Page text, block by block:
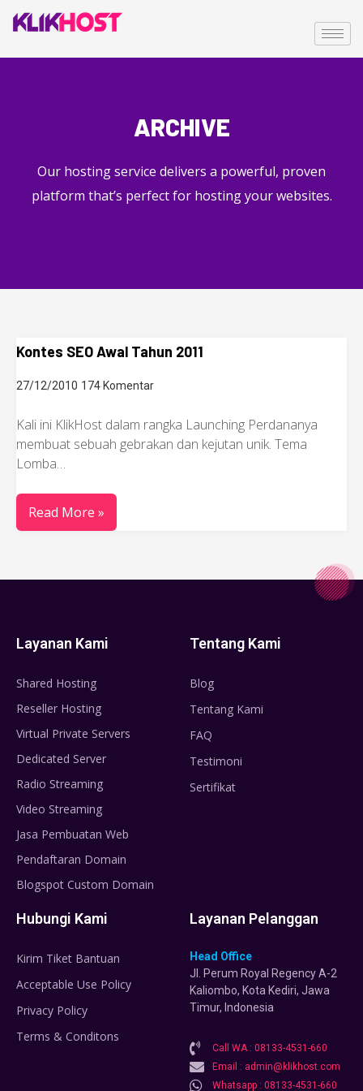
ARCHIVE
Our hosting service delivers a powerful, proven
platform that’s perfect for hosting your websites.
Kontes SEO Awal Tahun 2011
27/12/2010 174 Komentar
Kali ini KlikHost dalam rangka Launching Perdananya
membuat sebuah gebrakan dan kejutan unik. Tema
Lomba…
Read More »
Layanan Kami
Shared Hosting
Reseller Hosting
Virtual Private Servers
Dedicated Server
Radio Streaming
Video Streaming
Jasa Pembuatan Web
Pendaftaran Domain
Blogspot Custom Domain
Tentang Kami
Blog
Tentang Kami
FAQ
Testimoni
Sertifikat
Hubungi Kami
Kirim Tiket Bantuan
Acceptable Use Policy
Privacy Policy
Terms & Conditons
Layanan Pelanggan
Head Office
Jl. Perum Royal Regency A-2
Kaliombo, Kota Kediri, Jawa
Timur, Indonesia
Call WA : 08133-4531-660
Email : admin@klikhost.com
Whatsapp : 08133-4531-660